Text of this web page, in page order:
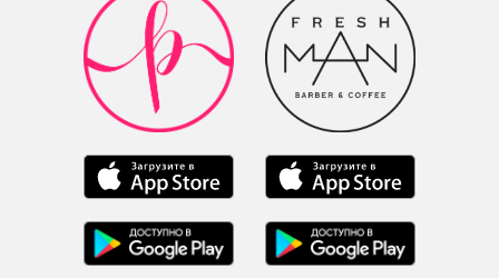
приложение
Салоны
Professional
загрузить
в
Google
Мобильное
приложение
Professional
загрузить
Мобильное
приложение
приложение
FRESHMAN
в
Google
Play
Мобильное
приложение
загрузить
в
Мобильное
приложение